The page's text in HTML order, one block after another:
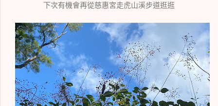
下次有機會再從慈惠宮走虎山溪步道逛逛